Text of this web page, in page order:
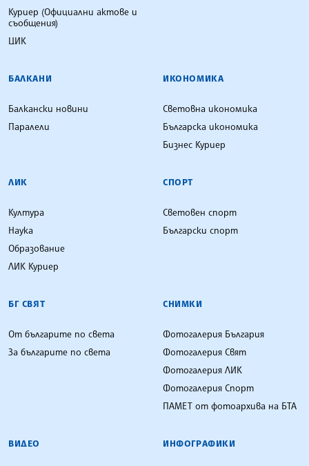
Куриер (Официални актове и
съобщения)
ЦИК
БАЛКАНИ
Балкански новини
Паралели
ИКОНОМИКА
Световна икономика
Българска икономика
Бизнес Куриер
ЛИК
Култура
Наука
Образование
ЛИК Куриер
СПОРТ
Световен спорт
Български спорт
БГ СВЯТ
От българите по света
За българите по света
СНИМКИ
Фотогалерия България
Фотогалерия Свят
Фотогалерия ЛИК
Фотогалерия Спорт
ПАМЕТ от фотоархива на БТА
ВИДЕО ИНФОГРАФИКИ